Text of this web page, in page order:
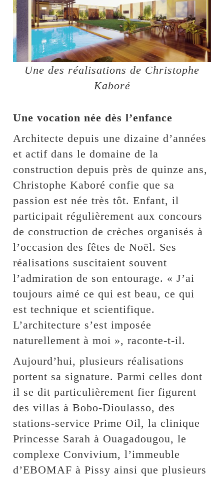
Une des réalisations de Christophe
Kaboré
Une vocation née dès l’enfance
Architecte depuis une dizaine d’années
et actif dans le domaine de la
construction depuis près de quinze ans,
Christophe Kaboré confie que sa
passion est née très tôt. Enfant, il
participait régulièrement aux concours
de construction de crèches organisés à
l’occasion des fêtes de Noël. Ses
réalisations suscitaient souvent
l’admiration de son entourage. « J’ai
toujours aimé ce qui est beau, ce qui
est technique et scientifique.
L’architecture s’est imposée
naturellement à moi », raconte-t-il.
Aujourd’hui, plusieurs réalisations
portent sa signature. Parmi celles dont
il se dit particulièrement fier figurent
des villas à Bobo-Dioulasso, des
stations-service Prime Oil, la clinique
Princesse Sarah à Ouagadougou, le
complexe Convivium, l’immeuble
d’EBOMAF à Pissy ainsi que plusieurs